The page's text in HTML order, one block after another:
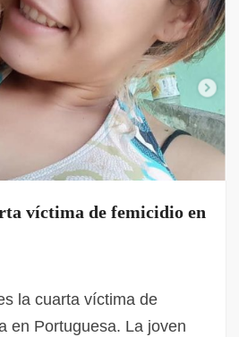
víctima de femicidio en
la cuarta víctima de
en Portuguesa. La joven